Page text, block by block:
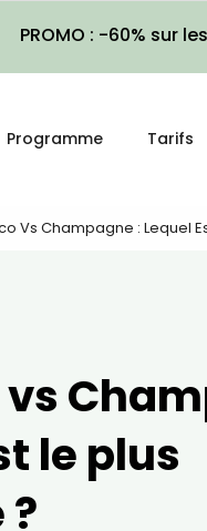
PROMO : -60% sur
Programme Tarifs
Vs Champagne : Lequel
le plus